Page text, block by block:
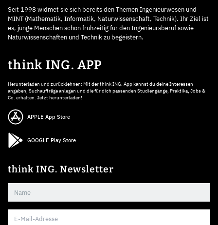
Seit 1998 widmet sie sich bereits den Themen Ingenieurwesen und
MINT (Mathematik, Informatik, Naturwissenschaft, Technik). Ihr Ziel ist
es, junge Menschen schon frühzeitig für den Ingenieursberuf sowie
Naturwissenschaften und Technik zu begeistern.
think ING. APP
Herunterladen und zurücklehnen: Mit der think ING. App kannst du deine Interessen
angeben, Suchaufträge anlegen und die für dich passenden Studiengänge, Praktika, Jobs &
Co. erhalten. Jetzt herunterladen!
APPLE App Store
GOOGLE Play Store
think ING. Newsletter